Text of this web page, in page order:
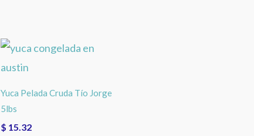
Yuca Pelada Cruda Tío Jorge
5lbs
$ 15.32
Yuca
Pelada
Tío
Jorge